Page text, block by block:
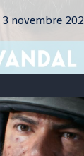
3 novembre